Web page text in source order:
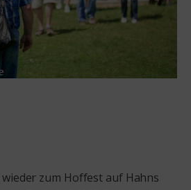
zum Hoffest auf Hahns